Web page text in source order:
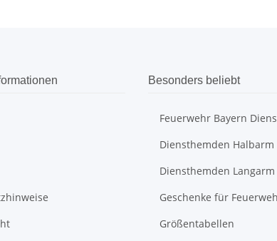
Besonders beliebt
Feuerwehr Bayern
Diensthemden Halbarm
Diensthemden Langarm
Geschenke für
Größentabellen